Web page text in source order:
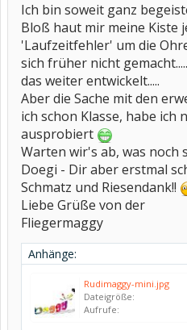
Ich bin soweit ganz
Bloß haut mir meine Kiste
'Laufzeitfehler' um die
sich früher nicht
das weiter entwickelt.....
Aber die Sache mit den
ich schon Klasse, habe ich
ausprobiert
Warten wir's ab, was noch
Doegi - Dir aber erstmal
Schmatz und Riesendank!!
Liebe Grüße von der
Fliegermaggy
Anhänge:
Rudimaggy-mini.jpg
Dateigröße:
Aufrufe: